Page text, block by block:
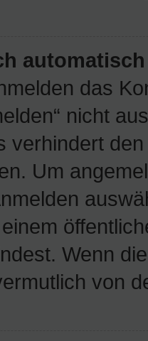
das
nicht
verhindert
Um
Wenn
von